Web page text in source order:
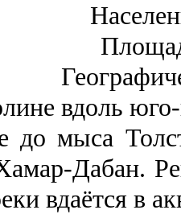
вдоль
до мыса
Дабан.
вда­ётся в